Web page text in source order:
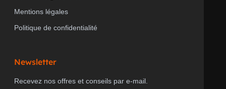
Mentions légales
Politique de confidentialité
Newsletter
Recevez nos offres et conseils par e-mail.